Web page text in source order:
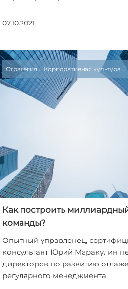
07.10.2021
Стратегия Корпоративная культура
Как построить
команды?
Опытный управленец,
консультант Юрий Маракулин
директоров по развитию
регулярного менеджмента.